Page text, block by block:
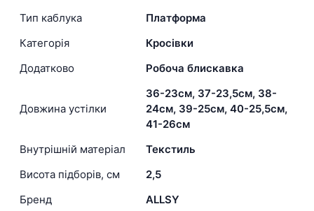
Тип каблука
Платформа
Категорія
Кросівки
Додатково
Робоча блискавка
Довжина устілки
36-23см, 37-23,5см, 38-
24см, 39-25см, 40-25,5см,
41-26см
Внутрішній матеріал
Текстиль
Висота підборів, см
2,5
Бренд
ALLSY